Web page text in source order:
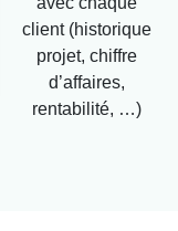
client (historique
projet, chiffre
d’affaires,
rentabilité, …)